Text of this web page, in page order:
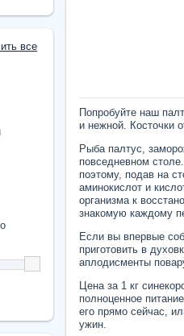
все
Попробуйте наш
и нежной. Косточки
Рыба палтус,
повседневном
поэтому, подав на
аминокислот и
организма к
знакомую каждому
Если вы впервые
приготовить в
аплодисменты
Цена за 1 кг
полноценное
его прямо сейчас,
ужин.